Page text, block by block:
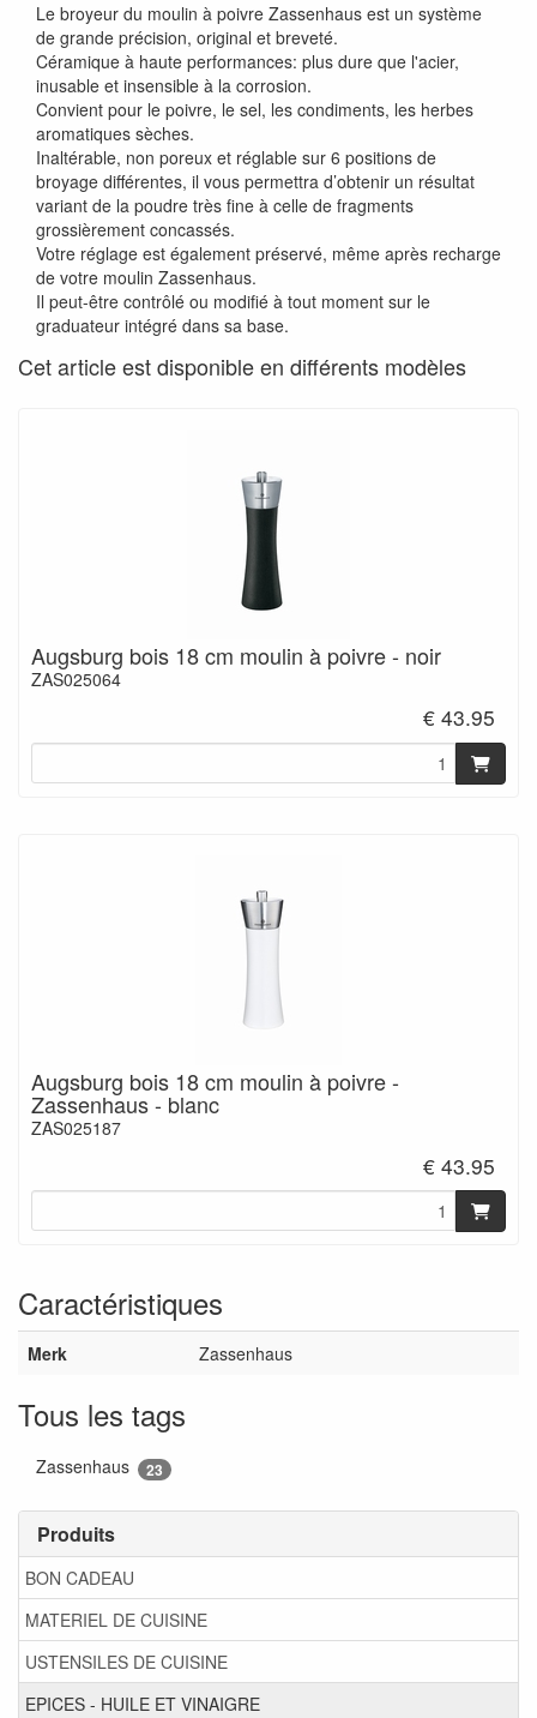
Produits
BON CADEAU
MATERIEL DE CUISINE
USTENSILES DE CUISINE
EPICES - HUILE ET VINAIGRE
Le broyeur du moulin à poivre Zassenhaus est un système
de grande précision, original et breveté.
Céramique à haute performances: plus dure que l'acier,
inusable et insensible à la corrosion.
Convient pour le poivre, le sel, les condiments, les herbes
aromatiques sèches.
Inaltérable, non poreux et réglable sur 6 positions de
broyage différentes, il vous permettra d’obtenir un résultat
variant de la poudre très fine à celle de fragments
grossièrement concassés.
Votre réglage est également préservé, même après recharge
de votre moulin Zassenhaus.
Il peut-être contrôlé ou modifié à tout moment sur le
graduateur intégré dans sa base.
Cet article est disponible en différents modèles
Augsburg bois 18 cm moulin à poivre - noir
ZAS025064
€ 43.95
Augsburg bois 18 cm moulin à poivre -
Zassenhaus - blanc
ZAS025187
€ 43.95
Caractéristiques
Merk Zassenhaus
Tous les tags
Zassenhaus 23